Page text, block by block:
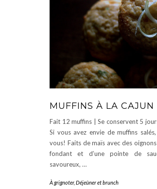
MUFFINS À LA CAJUN
Fait 12 muffins | Se conservent 5
Si vous avez envie de muffins
vous! Faits de maïs avec des
fondant et d’une pointe de
savoureux, …
À grignoter, Déjeûner et brunch